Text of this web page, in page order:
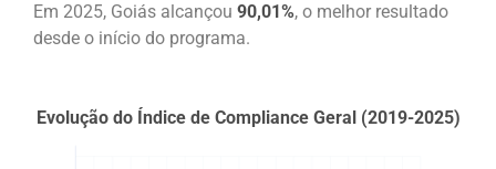
Em 2025, Goiás alcançou 90,01%, o melhor resultado
desde o início do programa.
Evolução do Índice de Compliance Geral (2019-2025)